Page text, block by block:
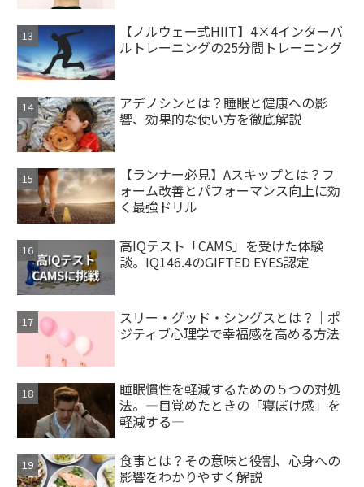
【ノルウェー式HIIT】4×4インターバ
ルトレーニングの25分間トレーニング
アデノシンとは？睡眠と健康への影
響、効果的な使い方を徹底解説
【ランナー必見】Aスキップとは？フ
ォーム改善とパフォーマンス向上に効
く最強ドリル
高IQテスト「CAMS」を受けた体験
談。IQ146.4のGIFTED EYES認定
スリー・グッド・シングスとは？｜ポ
ジティブ心理学で幸福感を高める方法
睡眠慣性を軽減するための５つの対処
法。―目覚めたときの「寝ぼけ感」を
軽減する―
食事とは？その意味と役割、心身への
影響をわかりやすく解説